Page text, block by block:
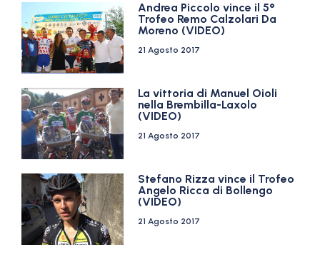
Andrea Piccolo vince il 5°
Trofeo Remo Calzolari Da
Moreno (VIDEO)
21 Agosto 2017
La vittoria di Manuel Oioli
nella Brembilla-Laxolo
(VIDEO)
21 Agosto 2017
Stefano Rizza vince il Trofeo
Angelo Ricca di Bollengo
(VIDEO)
21 Agosto 2017